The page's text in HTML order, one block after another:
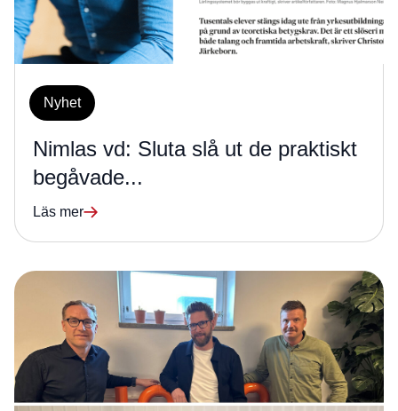
Nyhet
Nimlas vd: Sluta slå ut de praktiskt
begåvade...
Läs mer